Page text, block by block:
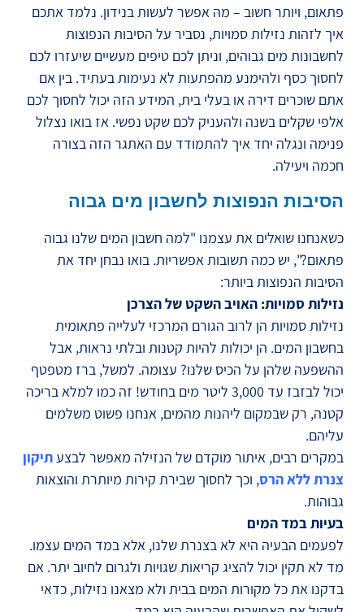
פתאום, ויותר חשוב – מה אפשר לעשות בנידון. נלמד אתכם
איך לזהות נזילות סמויות, נסביר על הסיבות הנפוצות
לחשבונות מים גבוהים, וניתן לכם טיפים מעשיים שיעזרו לכם
לחסוך כסף ולהימנע מהפתעות לא נעימות בעתיד. בין אם
אתם שוכרים דירה או בעלי בית, המידע הזה יכול לחסוך לכם
אלפי שקלים בשנה ולהעניק לכם שקט נפשי. אז בואו נצלול
פנימה ונגלה יחד איך להתמודד עם האתגר הזה בצורה
חכמה ויעילה.
הסיבות הנפוצות לחשבון מים גבוה
כשאנחנו שואלים את עצמנו "למה חשבון המים שלנו גבוה
פתאום?", יש כמה תשובות אפשריות. בואו נבחן יחד את
הסיבות הנפוצות ביותר:
נזילות סמויות: האויב השקט של הצרכן
נזילות סמויות הן לרוב הגורם המרכזי לעלייה פתאומית
בחשבון המים. הן יכולות להיות קטנות ובלתי נראות, אבל
ההשפעה שלהן על הכיס שלנו? עצומה. למשל, ברז מטפטף
יכול לבזבז עד 3,000 ליטר מים בחודש! זה כמו למלא בריכה
קטנה, רק שבמקום ליהנות מהמים, אנחנו פשוט משלמים
עליהם.
במקרים רבים, איתור מוקדם של הנזילה מאפשר לבצע תיקון
צנרת ללא הרס, וכך לחסוך שבירת קירות מיותרת והוצאות
גבוהות.
בעיות במד המים
לפעמים הבעיה היא לא בצנרת שלנו, אלא במד המים עצמו.
מד לא תקין יכול להציג קריאות שגויות ולגרום לחיוב יתר. אם
בדקנו את כל מקורות המים בבית ולא מצאנו נזילות, כדאי